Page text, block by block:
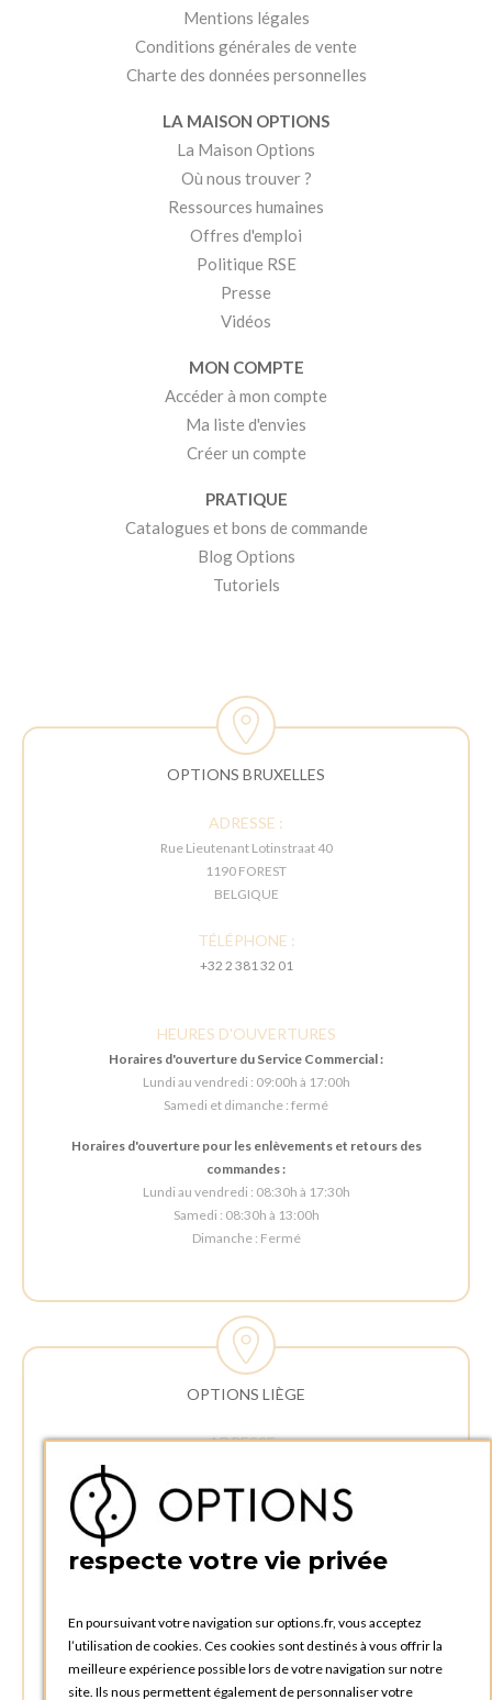
Mentions légales
Conditions générales de vente
Charte des données personnelles
LA MAISON OPTIONS
La Maison Options
Où nous trouver ?
Ressources humaines
Offres d'emploi
Politique RSE
Presse
Vidéos
MON COMPTE
Accéder à mon compte
Ma liste d'envies
Créer un compte
PRATIQUE
Catalogues et bons de commande
Blog Options
Tutoriels
OPTIONS BRUXELLES
ADRESSE :
Rue Lieutenant Lotinstraat 40
1190 FOREST
BELGIQUE
TÉLÉPHONE :
+32 2 381 32 01
HEURES D'OUVERTURES
Horaires d'ouverture du Service Commercial :
Lundi au vendredi : 09:00h à 17:00h
Samedi et dimanche : fermé
Horaires d'ouverture pour les enlèvements et retours des
commandes :
Lundi au vendredi : 08:30h à 17:30h
Samedi : 08:30h à 13:00h
Dimanche : Fermé
OPTIONS LIÈGE
ADRESSE :
4340 AWANS (Othée)
BELGIQUE
TÉLÉPHONE :
HEURES D'OUVERTURES
Horaires d'ouverture du Service Commercial :
respecte votre vie privée
En poursuivant votre navigation sur options.fr, vous acceptez
l’utilisation de cookies. Ces cookies sont destinés à vous offrir la
meilleure expérience possible lors de votre navigation sur notre
site. Ils nous permettent également de personnaliser votre